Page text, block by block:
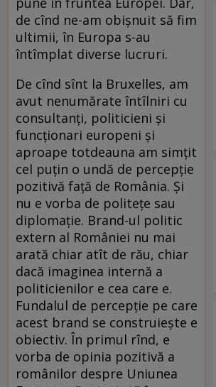
de cînd ne-am obișnuit să fim
ultimii, în Europa s-au
întîmplat diverse lucruri.
De cînd sînt la Bruxelles, am
avut nenumărate întîlniri cu
consultanți, politicieni și
funcționari europeni și
aproape totdeauna am simțit
cel puțin o undă de percepție
pozitivă față de România. Și
nu e vorba de politețe sau
diplomație. Brand-ul politic
extern al României nu mai
arată chiar atît de rău, chiar
dacă imaginea internă a
politicienilor e cea care e.
Fundalul de percepție pe care
acest brand se construiește e
obiectiv. În primul rînd, e
vorba de opinia pozitivă a
românilor despre Uniunea